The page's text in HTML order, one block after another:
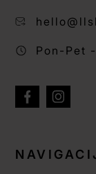
Pon-Pet